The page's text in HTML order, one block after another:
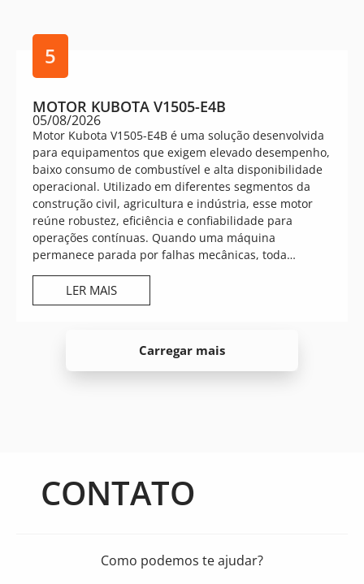
5
MOTOR KUBOTA V1505-E4B
05/08/2026
Motor Kubota V1505-E4B é uma solução desenvolvida
para equipamentos que exigem elevado desempenho,
baixo consumo de combustível e alta disponibilidade
operacional. Utilizado em diferentes segmentos da
construção civil, agricultura e indústria, esse motor
reúne robustez, eficiência e confiabilidade para
operações contínuas. Quando uma máquina
permanece parada por falhas mecânicas, toda…
LER MAIS
Carregar mais
CONTATO
Como podemos te ajudar?